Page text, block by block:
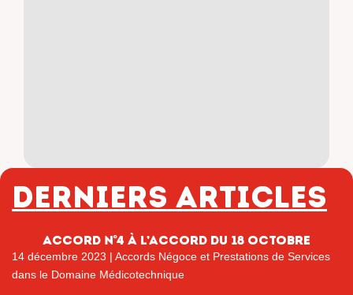
Derniers articles
Accord n°4 à l’accord du 18 octobre
14 décembre 2023 | Accords Négoce et Prestations de Services
dans le Domaine Médicotechnique